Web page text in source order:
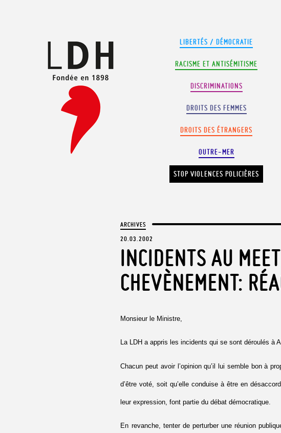
LIBERTÉS / DÉMOCRATIE
RACISME ET ANTISÉMITISME
DISCRIMINATIONS
DROITS DES FEMMES
DROITS DES ÉTRANGERS
OUTRE-MER
STOP VIOLENCES POLICIÈRES
ARCHIVES
20.03.2002
INCIDENTS AU
CHEVÈNEMENT:
Monsieur le Ministre,
La LDH a appris les incidents qui se sont déroulés à
Chacun peut avoir l’opinion qu’il lui semble bon à
d’être voté, soit qu’elle conduise à être en
leur expression, font partie du débat démocratique.
En revanche, tenter de perturber une réunion